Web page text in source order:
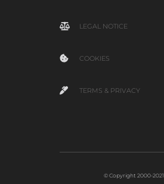
LEGAL NOTICE
COOKIES
TERMS & PRIVACY
© Copyright 2000-2021